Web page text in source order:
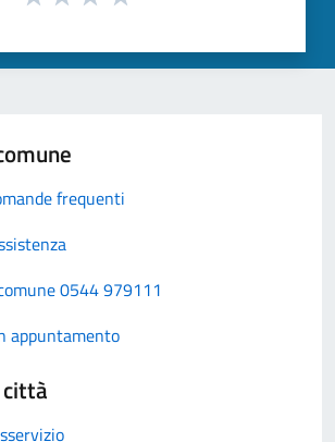
frequenti
0544 979111
appuntamento